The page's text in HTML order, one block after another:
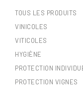
TOUS LES PRODUITS
VINICOLES
VITICOLES
HYGIÈNE
PROTECTION
PROTECTION VIGNES